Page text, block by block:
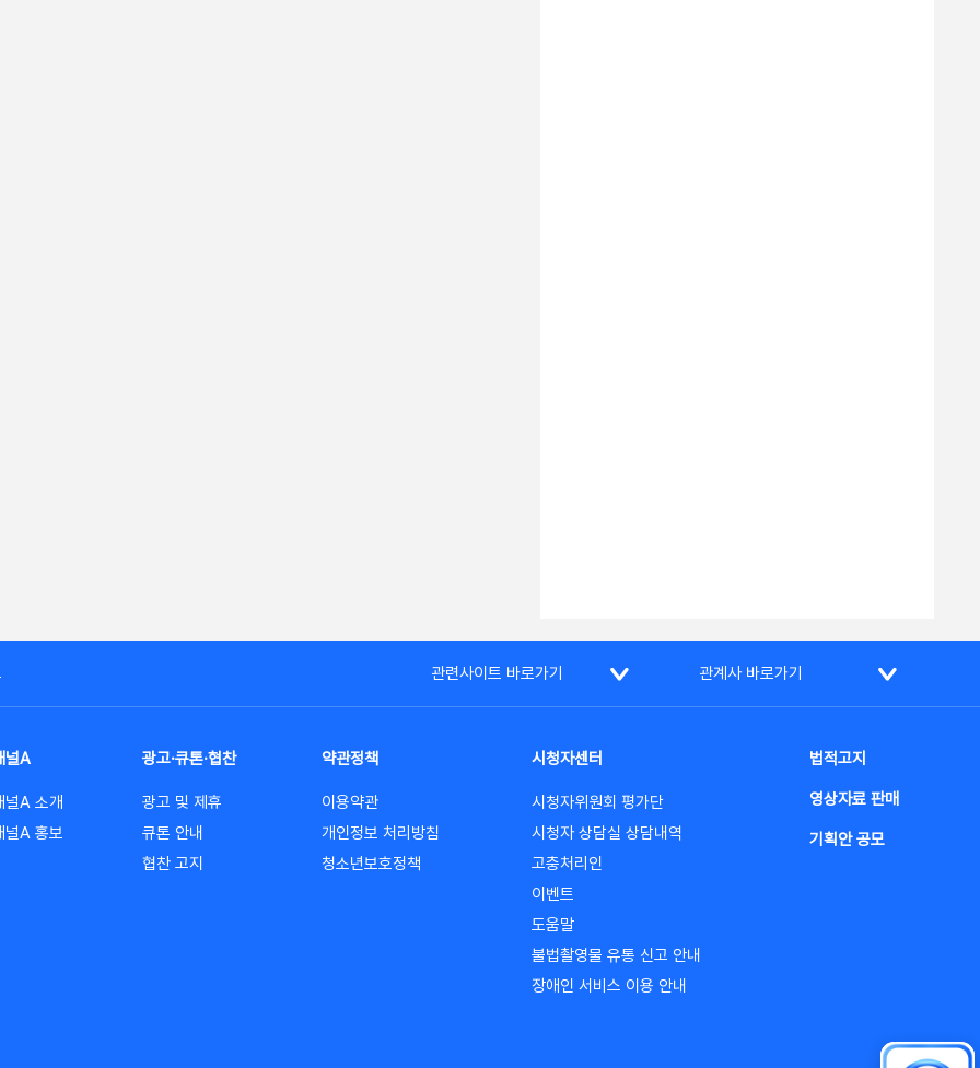
관련사이트 바로가기 관계사 바로가기
널A
널A 소개
널A 홍보
광고·큐톤·협찬
광고 및 제휴
큐톤 안내
협찬 고지
약관정책
이용약관
개인정보 처리방침
청소년보호정책
시청자센터
시청자위원회 평가단
시청자 상담실 상담내역
고충처리인
이벤트
도움말
불법촬영물 유통 신고 안내
장애인 서비스 이용 안내
법적고지
영상자료 판매
기획안 공모